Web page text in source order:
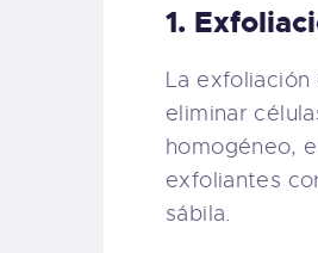
1.
La
eliminar
homogéneo,
exfoliantes
sábila.